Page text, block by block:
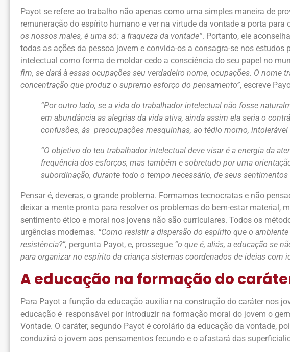
Payot se refere ao trabalho não apenas como uma simples maneira de
remuneração do espírito humano e ver na virtude da vontade a porta para
os nossos males, é uma só: a fraqueza da vontade”. Portanto, ele
todas as ações da pessoa jovem e convida-os a consagra-se nos
intelectual como forma de moldar cedo a consciência do seu papel no
fim, se dará à essas ocupações seu verdadeiro nome, ocupações. O
concentração que produz o supremo esforço do pensamento”, escreve
“Por outro lado, se a vida do trabalhador intelectual não fosse
em abundância as alegrias da vida ativa, ainda assim ela seria o
confusões, às preocupações mesquinhas, ao tédio morno,
“O objetivo do teu trabalhador intelectual deve visar é a energia da
frequência dos esforços, mas também e sobretudo por uma
subordinação, durante todo o tempo necessário, de seus
Pensar é, deveras, o grande problema. Formamos tecnocratas e não
deixar a mente pronta para resolver os problemas do bem-estar material,
sentimento ético e moral nos jovens não são curriculares. Todos os
urgências modernas. “Como resistir a dispersão do espírito que o
resistência?”, pergunta Payot, e, prossegue “o que é, aliás, a educação se
para organizar no espírito da criança sistemas coordenados de ideias com
A educação na formação do
Para Payot a função da educação auxiliar na construção do caráter nos
educação é responsável por introduzir na formação moral do jovem o
Vontade. O caráter, segundo Payot é corolário da educação da vontade,
conduzirá o jovem aos pensamentos fecundo e o afastará das